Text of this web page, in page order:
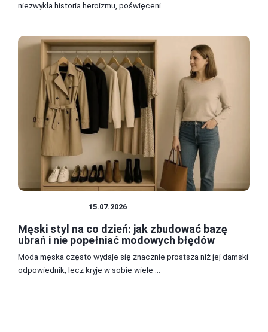
niezwykła historia heroizmu, poświęceni...
15.07.2026
Męski styl na co dzień: jak zbudować bazę
ubrań i nie popełniać modowych błędów
Moda męska często wydaje się znacznie prostsza niż jej damski
odpowiednik, lecz kryje w sobie wiele ...